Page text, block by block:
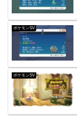
ポケモンSV
ポケモンSV